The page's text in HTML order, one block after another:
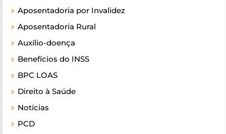
Aposentadoria por Invalidez
Aposentadoria Rural
Auxílio-doença
Benefícios do INSS
BPC LOAS
Direito à Saúde
Notícias
PCD